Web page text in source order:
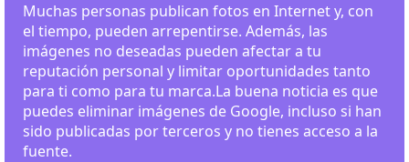
Muchas personas publican fotos en Internet y, con
el tiempo, pueden arrepentirse. Además, las
imágenes no deseadas pueden afectar a tu
reputación personal y limitar oportunidades tanto
para ti como para tu marca.La buena noticia es que
puedes eliminar imágenes de Google, incluso si han
sido publicadas por terceros y no tienes acceso a la
fuente.